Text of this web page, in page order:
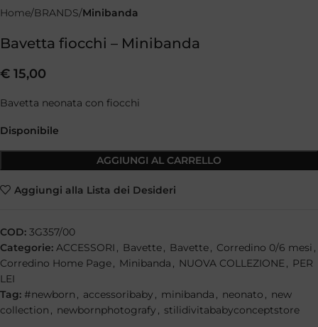
Home BRANDS Minibanda
Bavetta fiocchi – Minibanda
€ 15,00
Bavetta neonata con fiocchi
Disponibile
AGGIUNGI AL CARRELLO
Aggiungi alla Lista dei Desideri
COD: 3G357/00
Categorie: ACCESSORI , Bavette, Bavette, Corredino 0/6 mesi ,
Corredino Home Page, Minibanda , NUOVA COLLEZIONE, PER
LEI
Tag: #newborn , accessoribaby , minibanda , neonato , new
collection , newbornphotografy , stilidivitababyconceptstore